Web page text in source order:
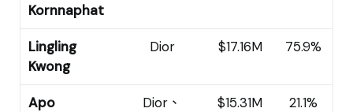
Kornnaphat
Lingling
Kwong
Dior $17.16M 75.9%
Apo
Dior、
$15.31M 21.1%